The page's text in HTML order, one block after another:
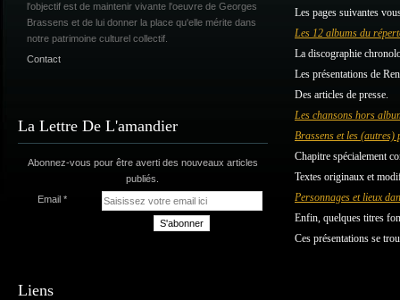
l'objectif est de maintenir vivante l'oeuvre de Georges
Brassens et de lui donner la place qu'elle mérite dans
notre patrimoine culturel collectif.
Contact
La Lettre De L'amandier
Abonnez-vous pour être averti des nouveaux articles
publiés.
Email
Liens
Les pages suivantes
Les 12 albums du
La discographie
Les présentations de
Des articles de presse.
Les chansons hors
Brassens et les (autres)
Chapitre spécialement
Textes originaux et
Personnages et lieux
Enfin, quelques titres
Ces présentations se